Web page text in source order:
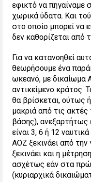
εφικτό να πηγαίναμε
χωρικά ύδατα. Και
στο οποίο μπορεί να
δεν καθορίζεται
Για να κατανοηθεί
θεωρήσουμε ένα
ωκεανό, με δικαίωμα
αντικείμενο κράτος.
θα βρίσκεται, ούτως
μακριά από τις
βάσης), ανεξαρτήτως
είναι 3, 6 ή 12
ΑΟΖ ξεκινάει από
ξεκινάει και η
ασχέτως εάν στα
(κυριαρχικά